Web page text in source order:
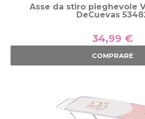
Asse da stiro pieghevole
DeCuevas
34,99 €
COMPRARE